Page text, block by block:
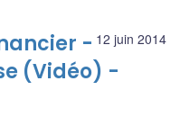
12 juin 2014
-
(Vidéo) -